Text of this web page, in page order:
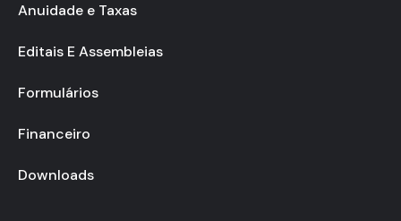
Anuidade e Taxas
Editais E Assembleias
Formulários
Financeiro
Downloads